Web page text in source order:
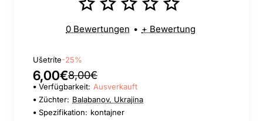
0 Bewertungen • + Bewertung
Ušetríte-25%
6,00€8,00€
Verfügbarkeit: Ausverkauft
Züchter: Balabanov, Ukrajina
Spezifikation: kontajner